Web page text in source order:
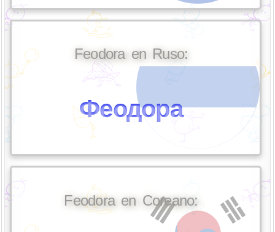
Feodora en Ruso:
Феодора
Feodora en Coreano: